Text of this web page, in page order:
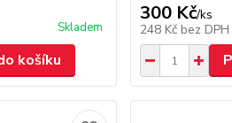
Skladem
košíku
300 Kč/ks
248 Kč bez DPH